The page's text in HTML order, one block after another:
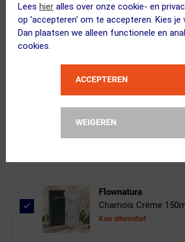
Lees hier alles over onze cookie- en
op 'accepteren' om te accepteren. Kies je
Dan plaatsen we alleen functionele en
cookies.
ACCEPTEREN
WEIGEREN
Kies je maat
Flownatura
Chamois Crème
Kies alternatief